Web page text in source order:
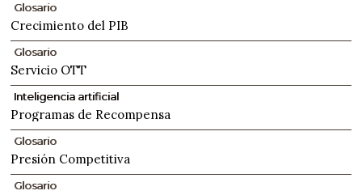
Glosario
Crecimiento del PIB
Glosario
Servicio OTT
Inteligencia artificial
Programas de Recompensa
Glosario
Presión Competitiva
Glosario